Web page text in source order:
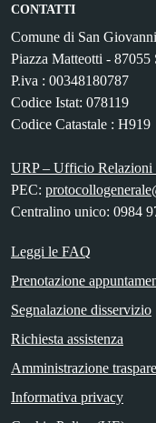
CONTATTI
Comune di San
Piazza Matteotti -
P.iva : 00348180787
Codice Istat: 078119
Codice Catastale : H919
URP – Ufficio
PEC:
Centralino unico: 0984
Leggi le FAQ
Prenotazione
Segnalazione disservizio
Richiesta assistenza
Amministrazione
Informativa privacy